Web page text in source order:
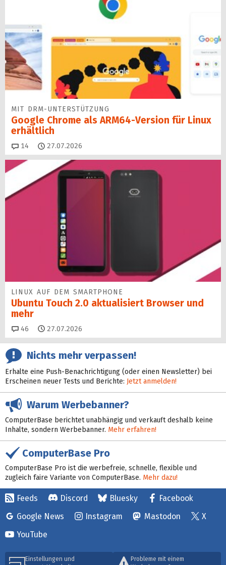
MIT DRM-UNTERSTÜTZUNG
Google Chrome als ARM64-Version für Linux
erhältlich
14 Kommentare
27.07.2026
LINUX AUF DEM SMARTPHONE
Ubuntu Touch 2.0 aktualisiert Browser und
mehr
46 Kommentare
27.07.2026
Nichts mehr verpassen!
Erhalte eine Push-Benachrichtigung (oder einen Newsletter) bei
Erscheinen neuer Tests und Berichte: Jetzt anmelden!
Warum Werbebanner?
ComputerBase berichtet unabhängig und verkauft deshalb keine
Inhalte, sondern Werbebanner. Mehr erfahren!
ComputerBase Pro
ComputerBase Pro ist die werbefreie, schnelle, flexible und
zugleich faire Variante von ComputerBase. Mehr dazu!
Feeds Discord Bluesky
Facebook
Google News
Instagram Mastodon
X
YouTube
Einstellungen und
Probleme mit einem